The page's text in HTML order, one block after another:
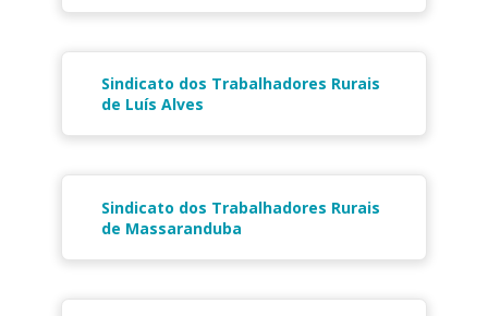
Sindicato dos Trabalhadores Rurais
de Luís Alves
Sindicato dos Trabalhadores Rurais
de Massaranduba